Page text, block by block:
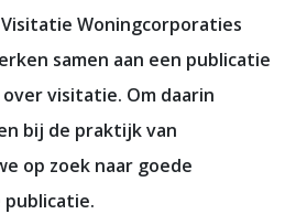
Woningcorporaties
samen aan een publicatie
visitatie. Om daarin
bij de praktijk van
op zoek naar goede